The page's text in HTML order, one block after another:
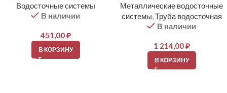
Водосточные системы
В наличии
451,00₽
В КОРЗИНУ
Металлические водосточные
системы,Труба водосточная
В наличии
1 214,00₽
В КОРЗИНУ